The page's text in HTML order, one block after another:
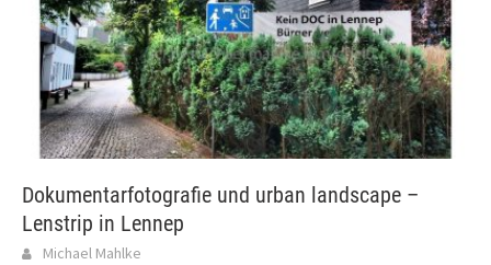
Dokumentarfotografie und urban landscape –
Lenstrip in Lennep
Michael Mahlke